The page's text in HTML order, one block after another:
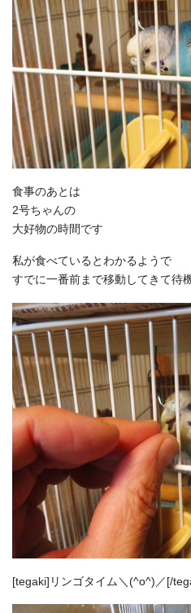
食事のあとは
2号ちゃんの
大好物の時間です
私が食べているとわかるようで
すでに一番前まで移動してきて待
[tegaki]リンゴタイム＼(^o^)／[/